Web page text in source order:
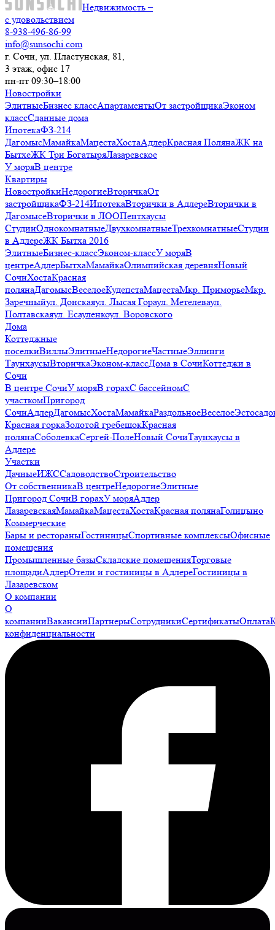
Недвижимость –
с удовольствием
8-938-496-86-99
info@sunsochi.com
г. Сочи, ул. Пластунская, 81,
3 этаж, офис 17
пн-пт 09:30–18:00
Новостройки
ЭлитныеБизнес классАпартаментыОт застройщикаЭконом
классСданные дома
ИпотекаФЗ-214
ДагомысМамайкаМацестаХостаАдлерКрасная ПолянаЖК на
БытхеЖК Три БогатыряЛазаревское
У моряВ центре
Квартиры
НовостройкиНедорогиеВторичкаОт
застройщикаФЗ-214ИпотекаВторички в АдлереВторички в
ДагомысеВторички в ЛООПентхаусы
СтудииОднокомнатныеДвухкомнатныеТрехкомнатныеСтудии
в АдлереЖК Бытха 2016
ЭлитныеБизнес-классЭконом-классУ моряВ
центреАдлерБытхаМамайкаОлимпийская деревняНовый
СочиХостаКрасная
полянаДагомысВеселоеКудепстаМацестаМкр. ПриморьеМкр.
Заречныйул. Донскаяул. Лысая Гораул. Метелеваул.
Полтавскаяул. Есауленкоул. Воровского
Дома
Коттеджные
поселкиВиллыЭлитныеНедорогиеЧастныеЭллинги
ТаунхаусыВторичкаЭконом-классДома в СочиКоттеджи в
Сочи
В центре СочиУ моряВ горахС бассейномС
участкомПригород
СочиАдлерДагомысХостаМамайкаРаздольноеВеселое
Красная горкаЗолотой гребешокКрасная
полянаСоболевкаСергей-ПолеНовый СочиТаунхаусы в
Адлере
Участки
ДачныеИЖССадоводствоСтроительство
От собственникаВ центреНедорогиеЭлитные
Пригород СочиВ горахУ моряАдлер
ЛазаревскаяМамайкаМацестаХостаКрасная полянаГолицыно
Коммерческие
Бары и рестораныГостиницыСпортивные комплексыОфисные
помещения
Промышленные базыСкладские помещенияТорговые
площадиАдлерОтели и гостиницы в АдлереГостиницы в
Лазаревском
О компании
О
компанииВакансииПартнерыСотрудникиСертификатыОплата
конфиденциальности